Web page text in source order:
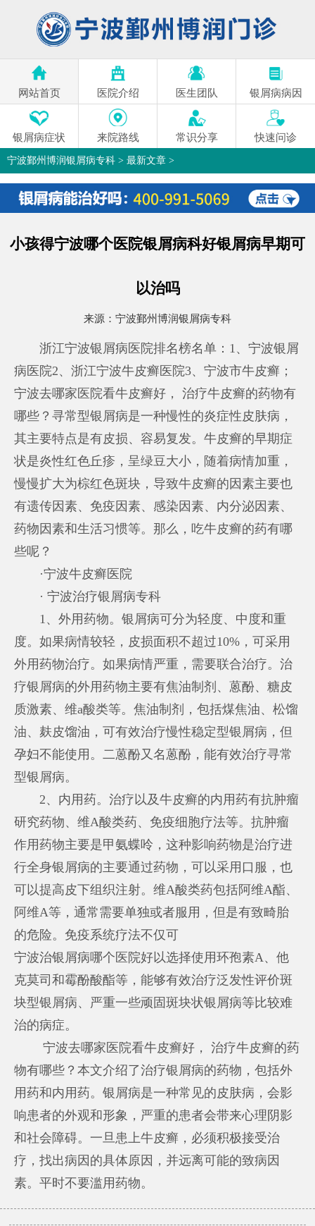
网站首页 医院介绍 医生团队 银屑病病因
银屑病症状 来院路线 常识分享 快速问诊
宁波鄞州博润银屑病专科 > 最新文章 >
小孩得宁波哪个医院银屑病科好银屑病早期可
以治吗
来源： 宁波鄞州博润银屑病专科
浙江宁波银屑病医院排名榜名单：1、宁波银屑
病医院2、浙江宁波牛皮癣医院3、宁波市牛皮癣；
宁波去哪家医院看牛皮癣好， 治疗牛皮癣的药物有
哪些？寻常型银屑病是一种慢性的炎症性皮肤病，
其主要特点是有皮损、容易复发。牛皮癣的早期症
状是炎性红色丘疹，呈绿豆大小，随着病情加重，
慢慢扩大为棕红色斑块，导致牛皮癣的因素主要也
有遗传因素、免疫因素、感染因素、内分泌因素、
药物因素和生活习惯等。那么，吃牛皮癣的药有哪
些呢？
·宁波牛皮癣医院
· 宁波治疗银屑病专科
1、外用药物。银屑病可分为轻度、中度和重
度。如果病情较轻，皮损面积不超过10%，可采用
外用药物治疗。如果病情严重，需要联合治疗。治
疗银屑病的外用药物主要有焦油制剂、蒽酚、糖皮
质激素、维a酸类等。焦油制剂，包括煤焦油、松馏
油、麸皮馏油，可有效治疗慢性稳定型银屑病，但
孕妇不能使用。二蒽酚又名蒽酚，能有效治疗寻常
型银屑病。
2、内用药。治疗以及牛皮癣的内用药有抗肿瘤
研究药物、维A酸类药、免疫细胞疗法等。抗肿瘤
作用药物主要是甲氨蝶呤，这种影响药物是治疗进
行全身银屑病的主要通过药物，可以采用口服，也
可以提高皮下组织注射。维A酸类药包括阿维A酯、
阿维A等，通常需要单独或者服用，但是有致畸胎
的危险。免疫系统疗法不仅可
宁波治银屑病哪个医院好以选择使用环孢素A、他
克莫司和霉酚酸酯等，能够有效治疗泛发性评价斑
块型银屑病、严重一些顽固斑块状银屑病等比较难
治的病症。
宁波去哪家医院看牛皮癣好， 治疗牛皮癣的药
物有哪些？本文介绍了治疗银屑病的药物，包括外
用药和内用药。银屑病是一种常见的皮肤病，会影
响患者的外观和形象，严重的患者会带来心理阴影
和社会障碍。一旦患上牛皮癣，必须积极接受治
疗，找出病因的具体原因，并远离可能的致病因
素。平时不要滥用药物。